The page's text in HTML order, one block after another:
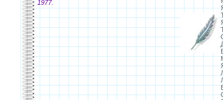
1977.